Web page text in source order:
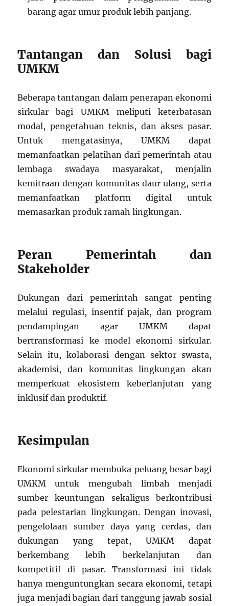
barang agar umur produk lebih panjang.
Tantangan dan Solusi bagi
UMKM
Beberapa tantangan dalam penerapan ekonomi
sirkular bagi UMKM meliputi keterbatasan
modal, pengetahuan teknis, dan akses pasar.
Untuk mengatasinya, UMKM dapat
memanfaatkan pelatihan dari pemerintah atau
lembaga swadaya masyarakat, menjalin
kemitraan dengan komunitas daur ulang, serta
memanfaatkan platform digital untuk
memasarkan produk ramah lingkungan.
Peran Pemerintah dan
Stakeholder
Dukungan dari pemerintah sangat penting
melalui regulasi, insentif pajak, dan program
pendampingan agar UMKM dapat
bertransformasi ke model ekonomi sirkular.
Selain itu, kolaborasi dengan sektor swasta,
akademisi, dan komunitas lingkungan akan
memperkuat ekosistem keberlanjutan yang
inklusif dan produktif.
Kesimpulan
Ekonomi sirkular membuka peluang besar bagi
UMKM untuk mengubah limbah menjadi
sumber keuntungan sekaligus berkontribusi
pada pelestarian lingkungan. Dengan inovasi,
pengelolaan sumber daya yang cerdas, dan
dukungan yang tepat, UMKM dapat
berkembang lebih berkelanjutan dan
kompetitif di pasar. Transformasi ini tidak
hanya menguntungkan secara ekonomi, tetapi
juga menjadi bagian dari tanggung jawab sosial